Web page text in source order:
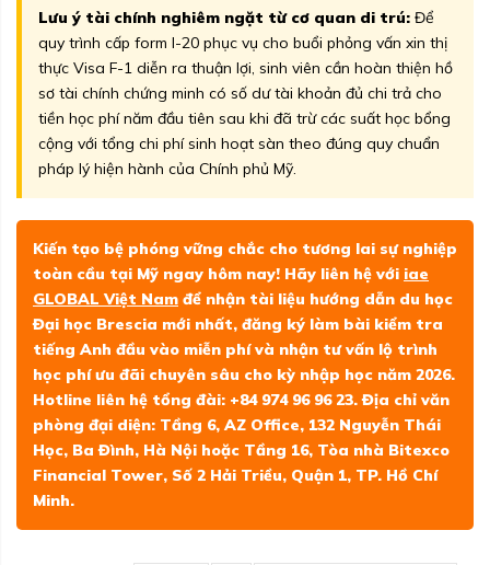
Lưu ý tài chính nghiêm ngặt từ cơ quan di trú: Để
quy trình cấp form I-20 phục vụ cho buổi phỏng vấn xin thị
thực Visa F-1 diễn ra thuận lợi, sinh viên cần hoàn thiện hồ
sơ tài chính chứng minh có số dư tài khoản đủ chi trả cho
tiền học phí năm đầu tiên sau khi đã trừ các suất học bổng
cộng với tổng chi phí sinh hoạt sàn theo đúng quy chuẩn
pháp lý hiện hành của Chính phủ Mỹ.
Kiến tạo bệ phóng vững chắc cho tương lai sự nghiệp
toàn cầu tại Mỹ ngay hôm nay! Hãy liên hệ với iae
GLOBAL Việt Nam để nhận tài liệu hướng dẫn du học
Đại học Brescia mới nhất, đăng ký làm bài kiểm tra
tiếng Anh đầu vào miễn phí và nhận tư vấn lộ trình
học phí ưu đãi chuyên sâu cho kỳ nhập học năm 2026.
Hotline liên hệ tổng đài: +84 974 96 96 23. Địa chỉ văn
phòng đại diện: Tầng 6, AZ Office, 132 Nguyễn Thái
Học, Ba Đình, Hà Nội hoặc Tầng 16, Tòa nhà Bitexco
Financial Tower, Số 2 Hải Triều, Quận 1, TP. Hồ Chí
Minh.